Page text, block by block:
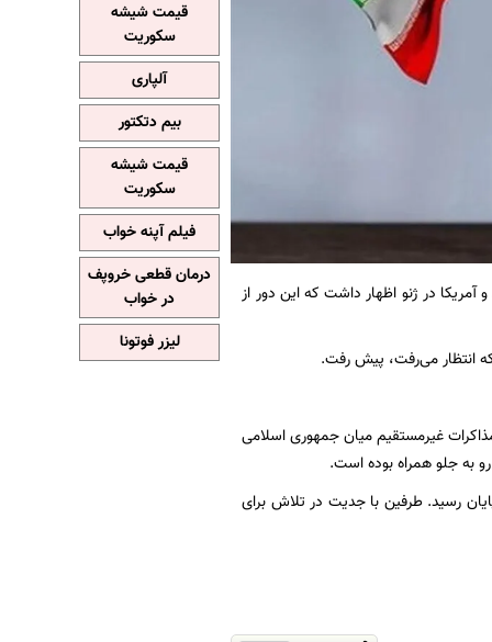
آمریکا در ژنو اظهار داشت که این دور از
انتظار می‌رفت، پیش رفت.
غیرمستقیم میان جمهوری اسلامی
به جلو همراه بوده است.
رسید. طرفین با جدیت در تلاش برای
قیمت شیشه
سکوریت
آلپاری
بیم دتکتور
قیمت شیشه
سکوریت
فیلم آپنه خواب
درمان قطعی خروپف
در خواب
لیزر فوتونا